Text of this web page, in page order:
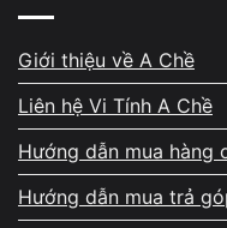
Quy
phát
Quy trình nâng
Giới thiệu về A Chề
Liên hệ Vi Tính A Chề
Hướng dẫn mua hàng
Hướng dẫn mua trả